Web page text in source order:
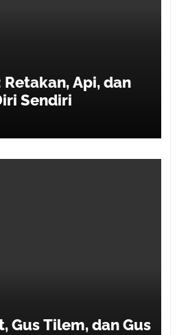
Api, dan
Sendiri
Gus Tilem, dan Gus